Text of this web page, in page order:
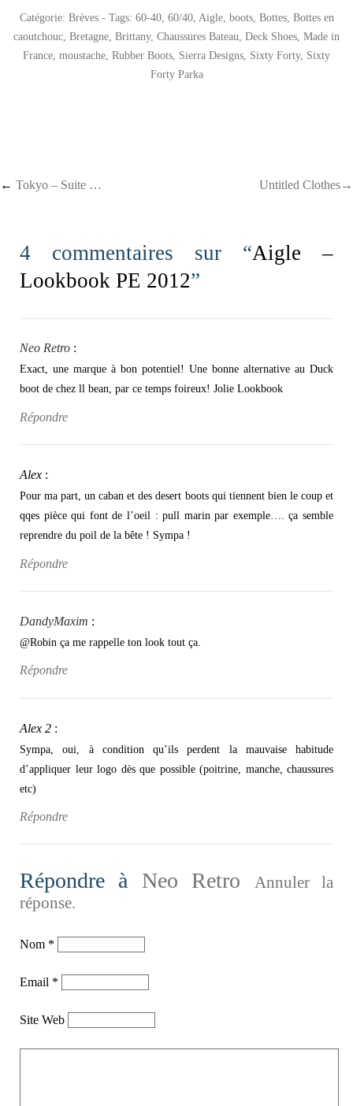
Catégorie: Brèves- Tags: 60-40, 60/40, Aigle, boots, Bottes, Bottes en
caoutchouc Bretagne Brittany, Chaussures Bateau Deck Shoes Made in
France moustache Rubber Boots Sierra Designs Sixty Forty, Sixty
Forty Parka
Post navigation
← Tokyo – Suite … Untitled Clothes→
4 commentaires sur “Aigle –
Lookbook PE 2012”
Neo Retro :
Exact, une marque à bon potentiel! Une bonne alternative au Duck
boot de chez ll bean, par ce temps foireux! Jolie Lookbook
Répondre
Alex :
Pour ma part, un caban et des desert boots qui tiennent bien le coup et
qqes pièce qui font de l’oeil : pull marin par exemple…. ça semble
reprendre du poil de la bête ! Sympa !
Répondre
DandyMaxim :
@Robin ça me rappelle ton look tout ça.
Répondre
Alex 2 :
Sympa, oui, à condition qu’ils perdent la mauvaise habitude
d’appliquer leur logo dès que possible (poitrine, manche, chaussures
etc)
Répondre
Répondre à Neo Retro
Annuler la
réponse.
Nom *
Email *
Site Web